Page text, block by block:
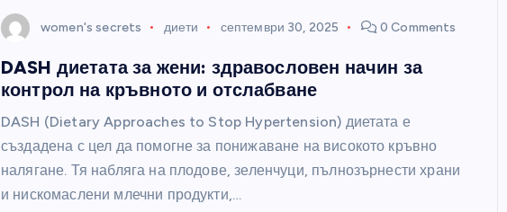
women's secrets диети септември 30, 2025 0 Comments
DASH диетата за жени: здравословен начин за
контрол на кръвното и отслабване
DASH (Dietary Approaches to Stop Hypertension) диетата е
създадена с цел да помогне за понижаване на високото кръвно
налягане. Тя набляга на плодове, зеленчуци, пълнозърнести храни
и нискомаслени млечни продукти,…